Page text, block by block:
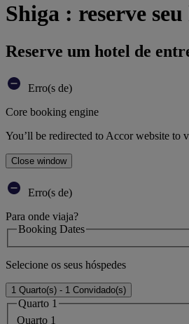
Shiga : reserve
Reserve um hotel de
Erro(s de)
Core booking engine
You’ll be redirected to Accor website to
Close window
Erro(s de)
Para onde viaja?
Booking Dates
Selecione os seus hóspedes
1 Quarto(s) - 1 Convidado(s)
Quarto 1
Quarto 1